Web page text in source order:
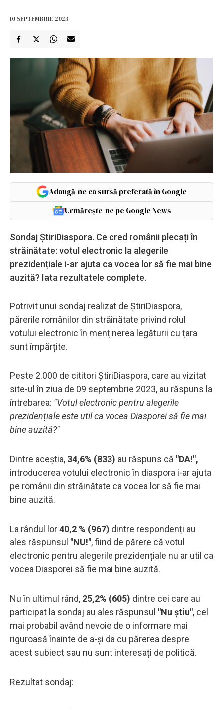
10 SEPTEMBRIE 2023
Adaugă-ne ca sursă preferată în Google
Urmărește-ne pe Google News
Sondaj ȘtiriDiaspora. Ce cred românii plecați în
străinătate: votul electronic la alegerile
prezidențiale i-ar ajuta ca vocea lor să fie mai bine
auzită? Iata rezultatele complete.
Potrivit unui sondaj realizat de ȘtiriDiaspora,
părerile românilor din străinătate privind rolul
votului electronic în menținerea legăturii cu țara
sunt împărțite.
Peste 2.000 de cititori ȘtiriDiaspora, care au vizitat
site-ul în ziua de 09 septembrie 2023, au răspuns la
întrebarea: "Votul electronic pentru alegerile
prezidențiale este util ca vocea Diasporei să fie mai
bine auzită?"
Dintre aceștia, 34,6% (833) au răspuns că "DA!",
introducerea votului electronic în diaspora i-ar ajuta
pe românii din străinătate ca vocea lor să fie mai
bine auzită.
La rândul lor40,2 % (967) dintre respondenți au
ales răspunsul "NU!", fiind de părere că votul
electronic pentru alegerile prezidențiale nu ar util ca
vocea Diasporei să fie mai bine auzită.
Nu în ultimul rând, 25,2% (605) dintre cei care au
participat la sondaj au ales răspunsul "Nu știu", cel
mai probabil având nevoie de o informare mai
riguroasă înainte de a-și da cu părerea despre
acest subiect sau nu sunt interesați de politică.
Rezultat sondaj: